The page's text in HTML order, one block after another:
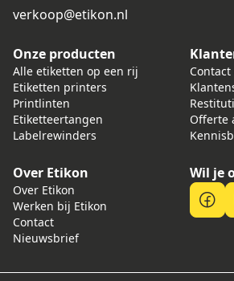
verkoop@etikon.nl
Onze producten
Alle etiketten op een rij
Etiketten printers
Printlinten
Etiketteertangen
Labelrewinders
Offerte
Over Etikon
Over Etikon
Werken bij Etikon
Contact
Nieuwsbrief
Wil je